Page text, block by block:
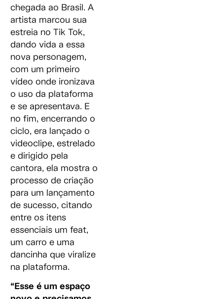
chegada ao Brasil. A
artista marcou sua
estreia no Tik Tok,
dando vida a essa
nova personagem,
com um primeiro
vídeo onde ironizava
o uso da plataforma
e se apresentava. E
no fim, encerrando o
ciclo, era lançado o
videoclipe, estrelado
e dirigido pela
cantora, ela mostra o
processo de criação
para um lançamento
de sucesso, citando
entre os itens
essenciais um feat,
um carro e uma
dancinha que viralize
na plataforma.
“Esse é um espaço